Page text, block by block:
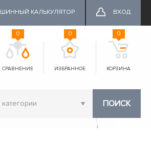
ШИННЫЙ КАЛЬКУЛЯТОР ВХОД
СРАВНЕНИЕ
0
ИЗБРАННОЕ
0
КОРЗИНА
0
ПОИСК